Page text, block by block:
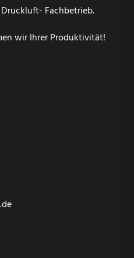
Fachbetrieb.
wir Ihrer Produktivität!